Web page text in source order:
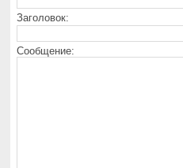
Заголовок:
Сообщение: